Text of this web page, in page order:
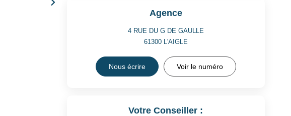
Agence
4 RUE DU G DE GAULLE
61300 L'AIGLE
Nous écrire Voir le numéro
Votre Conseiller :